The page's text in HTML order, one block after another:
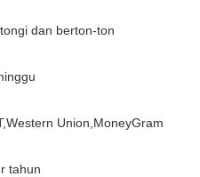
dan berton-ton
Union,MoneyGram
tahun